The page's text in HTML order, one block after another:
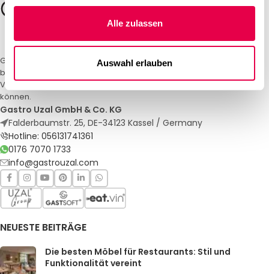
Alle zulassen
Auswahl erlauben
Gastro Uzal – Ihr Spezialist für Gastronomiemöbel und -textilien. Wir
bieten maßgeschneiderte Lösungen für Restaurants, Hotels und
Veranstaltungen. Qualität und Service, auf die Sie sich verlassen
können.
Gastro Uzal GmbH & Co. KG
Falderbaumstr. 25, DE-34123 Kassel / Germany
Hotline: 056131741361
0176 7070 1733
info@gastrouzal.com
NEUESTE BEITRÄGE
Die besten Möbel für Restaurants: Stil und
Funktionalität vereint